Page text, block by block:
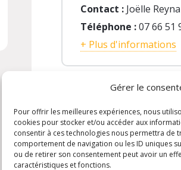
Gérer le
Pour offrir les meilleures expériences, nous
cookies pour stocker et/ou accéder aux
consentir à ces technologies nous permettra de
comportement de navigation ou les ID uniques
ou de retirer son consentement peut avoir un
caractéristiques et fonctions.
Contact : Joëlle
Téléphone :07 66 51
+ Plus d'informations